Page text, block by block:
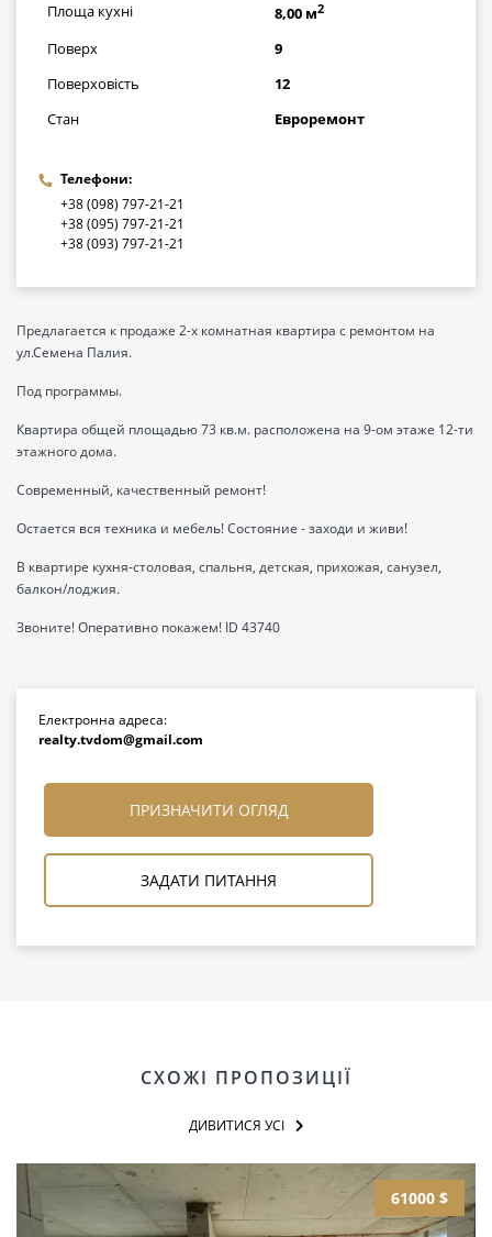
Площа кухні 8,00 м2
Поверх
9
Поверховість
12
Стан
Евроремонт
Телефони:
+38 (098) 797-21-21
+38 (095) 797-21-21
+38 (093) 797-21-21
Предлагается к продаже 2-х комнатная квартира с ремонтом на
ул.Семена Палия.
Под программы.
Квартира общей площадью 73 кв.м. расположена на 9-ом этаже 12-ти
этажного дома.
Современный, качественный ремонт!
Остается вся техника и мебель! Состояние - заходи и живи!
В квартире кухня-столовая, спальня, детская, прихожая, санузел,
балкон/лоджия.
Звоните! Оперативно покажем! ID 43740
Електронна адреса:
realty.tvdom@gmail.com
ПРИЗНАЧИТИ ОГЛЯД
ЗАДАТИ ПИТАННЯ
СХОЖІ ПРОПОЗИЦІЇ
ДИВИТИСЯ УСІ
61000 $